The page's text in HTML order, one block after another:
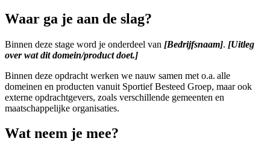
Waar ga je aan de slag?
Binnen deze stage word je onderdeel van [Bedrijfsnaam]. [Uitleg
over wat dit domein/product doet.]
Binnen deze opdracht werken we nauw samen met o.a. alle
domeinen en producten vanuit Sportief Besteed Groep, maar ook
externe opdrachtgevers, zoals verschillende gemeenten en
maatschappelijke organisaties.
Wat neem je mee?